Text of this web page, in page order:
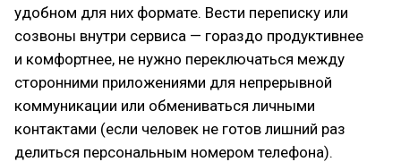
удобном для них формате. Вести переписку или
созвоны внутри сервиса — гораздо продуктивнее
и комфортнее, не нужно переключаться между
сторонними приложениями для непрерывной
коммуникации или обмениваться личными
контактами (если человек не готов лишний раз
делиться персональным номером телефона).